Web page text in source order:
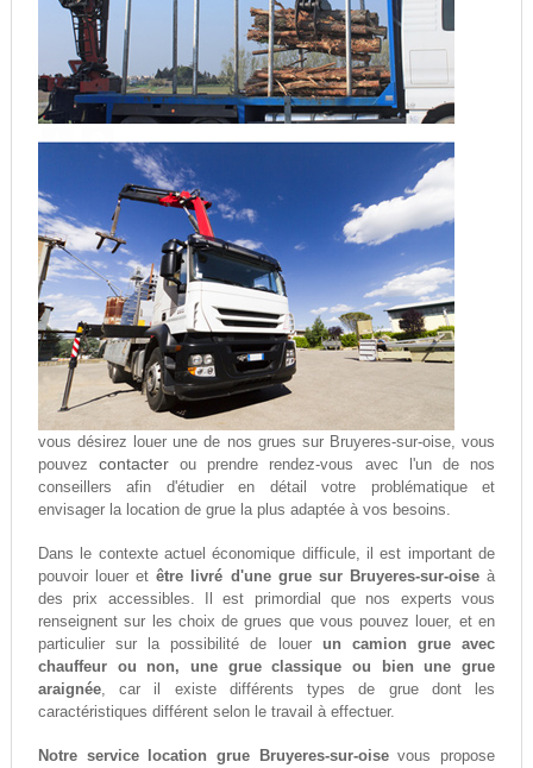
vous désirez louer une de nos grues sur Bruyeres-sur-oise, vous
pouvezcontacter ou prendre rendez-vous avec l'un de nos
conseillers afin d'étudier en détail votre problématique et
envisager la location de grue la plus adaptée à vos besoins.
Dans le contexte actuel économique difficule, il est important de
pouvoir louer etêtre livré d'une grue sur Bruyeres-sur-oiseà
des prix accessibles. Il est primordial que nos experts vous
renseignent sur les choix de grues que vous pouvez louer, et en
particulier sur la possibilité de louer un camion grue avec
chauffeur ou non, une grue classique ou bien une grue
araignée, car il existe différents types de grue dont les
caractéristiques différent selon le travail à effectuer.
Notre service location grue Bruyeres-sur-oisevous propose